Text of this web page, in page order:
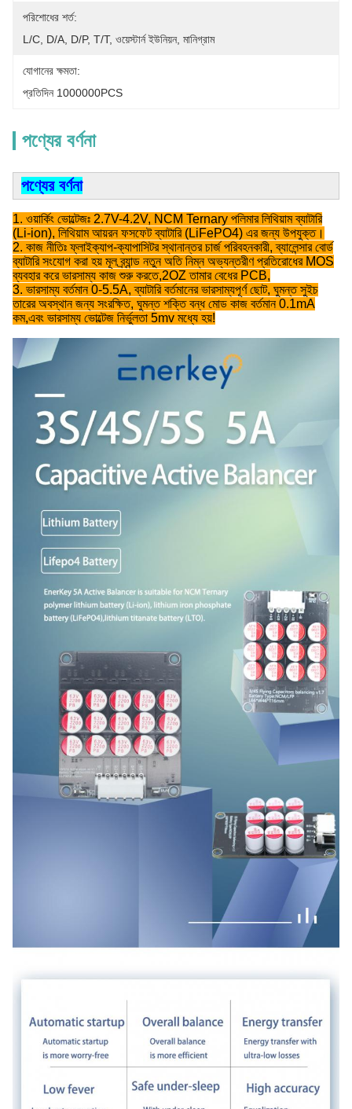
পরিশোধের শর্ত:
L/C, D/A, D/P, T/T, ওয়েস্টার্ন ইউনিয়ন, মানিগ্রাম
যোগানের ক্ষমতা:
প্রতিদিন 1000000PCS
পণ্যের বর্ণনা
পণ্যের বর্ণনা
1. ওয়ার্কিং ভোল্টেজঃ 2.7V-4.2V, NCM Ternary পলিমার লিথিয়াম ব্যাটারি
(Li-ion), লিথিয়াম আয়রন ফসফেট ব্যাটারি (LiFePO4) এর জন্য উপযুক্ত।
2. কাজ নীতিঃ ফ্লাইক্যাপ-ক্যাপাসিটর স্থানান্তর চার্জ পরিবহনকারী, ব্যালেন্সার বোর্ড
ব্যাটারি সংযোগ করা হয় মূল ব্র্যান্ড নতুন অতি নিম্ন অভ্যন্তরীণ প্রতিরোধের MOS
ব্যবহার করে ভারসাম্য কাজ শুরু করতে,2OZ তামার বেধের PCB,
3. ভারসাম্য বর্তমান 0-5.5A, ব্যাটারি বর্তমানের ভারসাম্যপূর্ণ ছোট, ঘুমন্ত সুইচ
তারের অবস্থান জন্য সংরক্ষিত, ঘুমন্ত শক্তি বন্ধ মোড কাজ বর্তমান 0.1mA
কম,এবং ভারসাম্য ভোল্টেজ নির্ভুলতা 5mv মধ্যে হয়!